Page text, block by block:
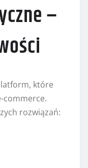
–
które
commerce.
rozwiązań: